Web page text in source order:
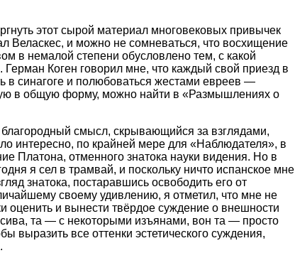
этот сырой материал многовековых привычек
Веласкес, и можно не сомневаться, что восхищение
в немалой степени обусловлено тем, с какой
Коген говорил мне, что каждый свой приезд в
в синагоге и полюбоваться жестами евреев —
в общую форму, можно найти в «Размышлениях о
смысл, скрывающийся за взглядами,
интересно, по крайней мере для «Наблюдателя», в
Платона, отменного знатока науки видения. Но в
я сел в трамвай, и поскольку ничто испанское мне
знатока, постаравшись освободить его от
своему удивлению, я отметил, что мне не
оценить и вынести твёрдое суждение о внешности
та — с некоторыми изъянами, вон та — просто
выразить все оттенки эстетического суждения,